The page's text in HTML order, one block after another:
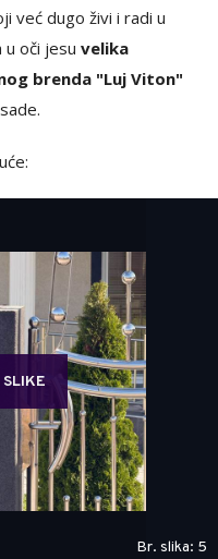
već dugo živi i radi u
oči jesu velika
brenda "Luj Viton"
Br. slika: 5